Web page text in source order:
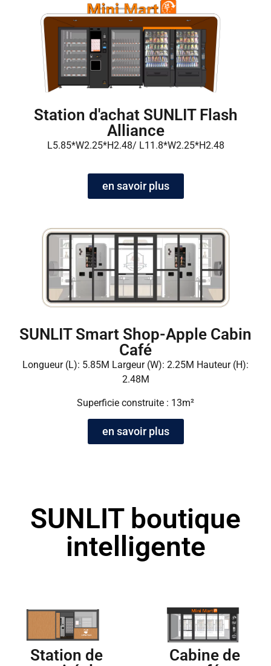
Station d'achat SUNLIT Flash
Alliance
L5.85*W2.25*H2.48/ L11.8*W2.25*H2.48
en savoir plus
SUNLIT Smart Shop-Apple Cabin
Café
Longueur (L): 5.85M Largeur (W): 2.25M Hauteur (H):
2.48M
Superficie construite : 13m²
en savoir plus
SUNLIT boutique
intelligente
Station de
Cabine de